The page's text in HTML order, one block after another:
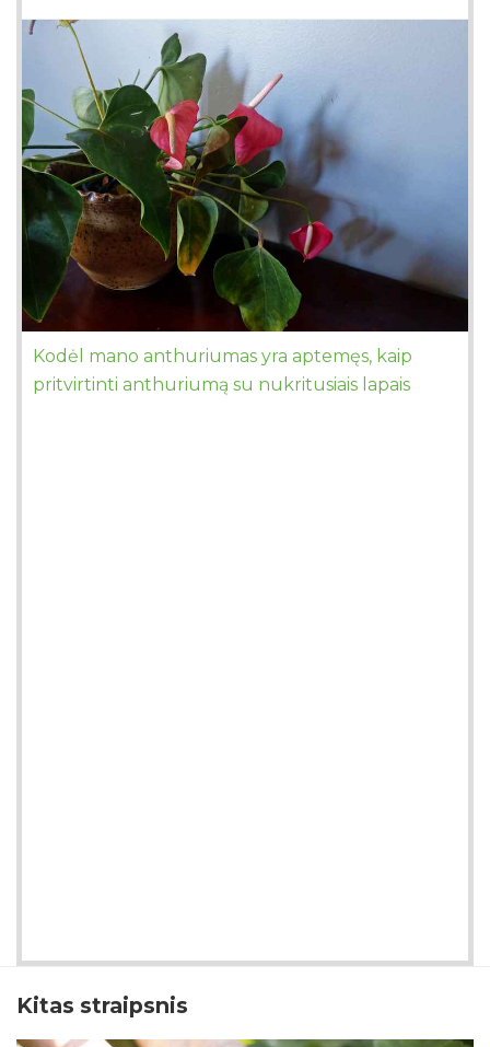
Kodėl mano anthuriumas yra aptemęs, kaip
pritvirtinti anthuriumą su nukritusiais lapais
Kitas straipsnis